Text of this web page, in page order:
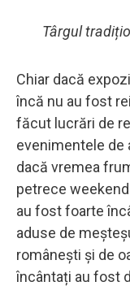
Târgul
Chiar dacă
încă nu au fost
făcut lucrări de
evenimentele de
dacă vremea
petrece
au fost foarte
aduse de
românești și de
încântați au fost